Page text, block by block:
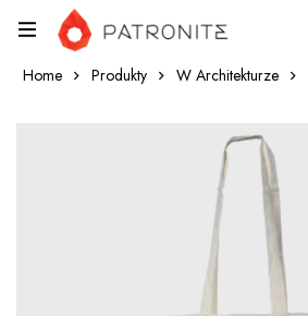
Home Produkty W Architekturze